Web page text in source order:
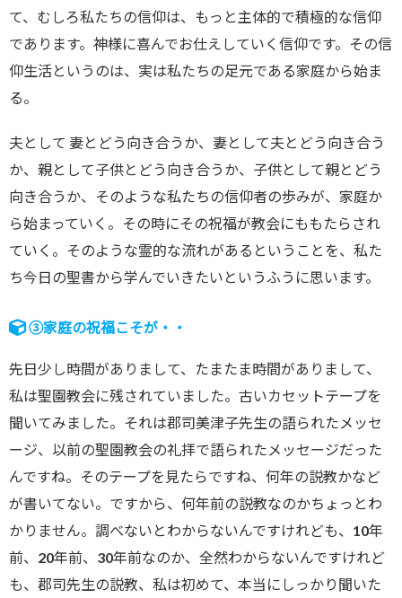
て、むしろ私たちの信仰は、もっと主体的で積極的な信仰
であります。神様に喜んでお仕えしていく信仰です。その信
仰生活というのは、実は私たちの足元である家庭から始ま
る。
夫として 妻とどう向き合うか、妻として夫とどう向き合う
か、親として子供とどう向き合うか、子供として親とどう
向き合うか、そのような私たちの信仰者の歩みが、家庭か
ら始まっていく。その時にその祝福が教会にももたらされ
ていく。そのような霊的な流れがあるということを、私た
ち今日の聖書から学んでいきたいというふうに思います。
③家庭の祝福こそが・・
先日少し時間がありまして、たまたま時間がありまして、
私は聖園教会に残されていました。古いカセットテープを
聞いてみました。それは郡司美津子先生の語られたメッセ
ージ、以前の聖園教会の礼拝で語られたメッセージだった
んですね。そのテープを見たらですね、何年の説教かなど
が書いてない。ですから、何年前の説教なのかちょっとわ
かりません。調べないとわからないんですけれども、10年
前、20年前、30年前なのか、全然わからないんですけれど
も、郡司先生の説教、私は初めて、本当にしっかり聞いた